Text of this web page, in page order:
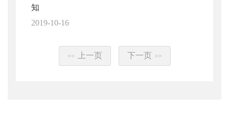
知
2019-10-16
<< 上一页 下一页 >>